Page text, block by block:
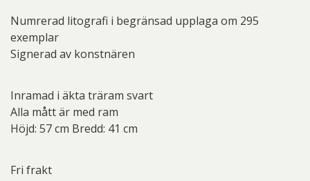
Numrerad litografi i begränsad upplaga om 295
exemplar
Signerad av konstnären
Inramad i äkta träram svart
Alla mått är med ram
Höjd: 57 cm Bredd: 41 cm
Fri frakt